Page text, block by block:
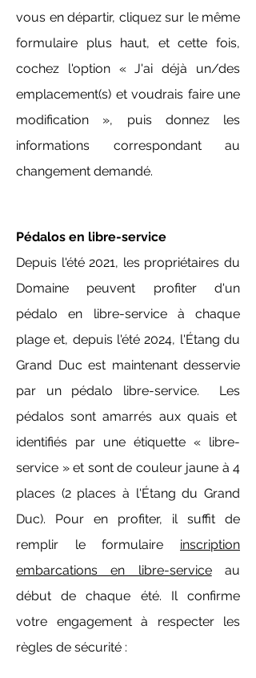
vous en départir, cliquez sur le même
formulaire plus haut, et cette fois,
cochez l'option « J'ai déjà un/des
emplacement(s) et voudrais faire une
modification », puis donnez les
informations correspondant au
changement demandé.
Pédalos en libre-service
Depuis l'été 2021, les propriétaires du
Domaine peuvent profiter d'un
pédalo en libre-service à chaque
plage et, depuis l'été 2024, l'Étang du
Grand Duc est maintenant desservie
par un pédalo libre-service. Les
pédalos sont amarrés aux quais et
identifiés par une étiquette « libre-
service » et sont de couleur jaune à 4
places (2 places à l'Étang du Grand
Duc). Pour en profiter, il suffit de
remplir le formulaire inscription
embarcations en libre-serviceau
début de chaque été. Il confirme
votre engagement à respecter les
règles de sécurité :